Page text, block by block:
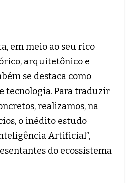
em meio ao seu rico
arquitetônico e
se destaca como
tecnologia. Para traduzir
realizamos, na
o inédito estudo
Artificial”,
do ecossistema